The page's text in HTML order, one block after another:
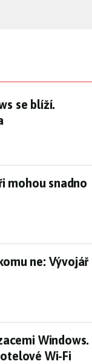
se blíží.
se blíží.
mohou
mohou snadno
ne:
ne: Vývojář
Windows.
Wi-Fi